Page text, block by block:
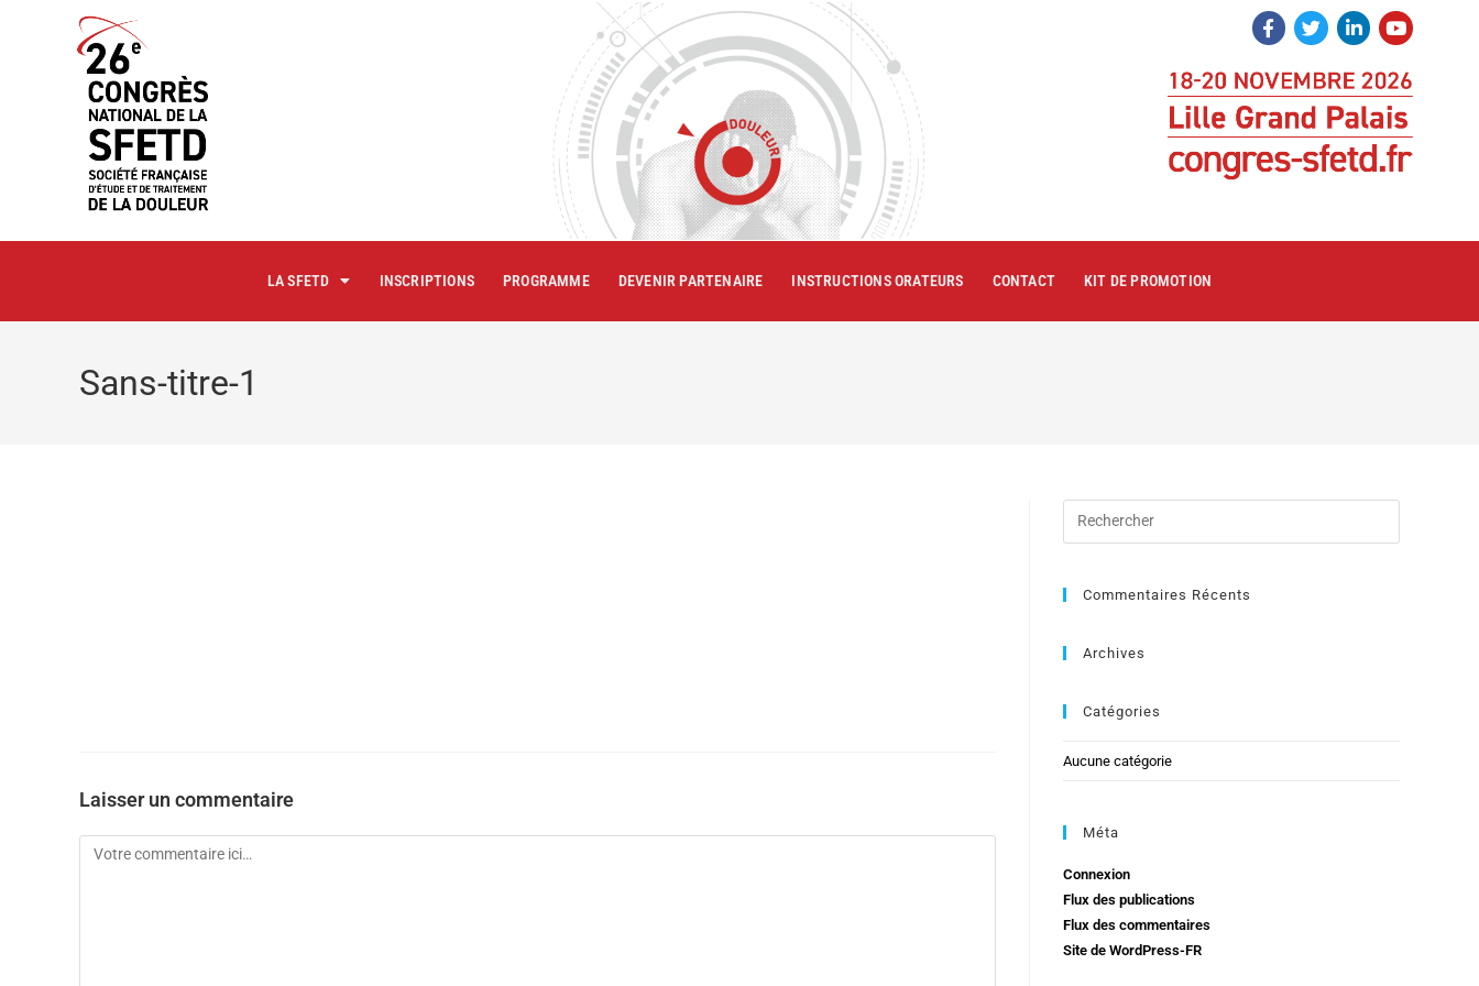
LA SFETD INSCRIPTIONS PROGRAMME DEVENIR PARTENAIRE INSTRUCTIONS ORATEURS CONTACT KIT DE PROMOTION
Sans-titre-1
Laisser un commentaire
Commentaires Récents
Archives
Catégories
Aucune catégorie
Méta
Connexion
Flux des publications
Flux des commentaires
Site de WordPress-FR